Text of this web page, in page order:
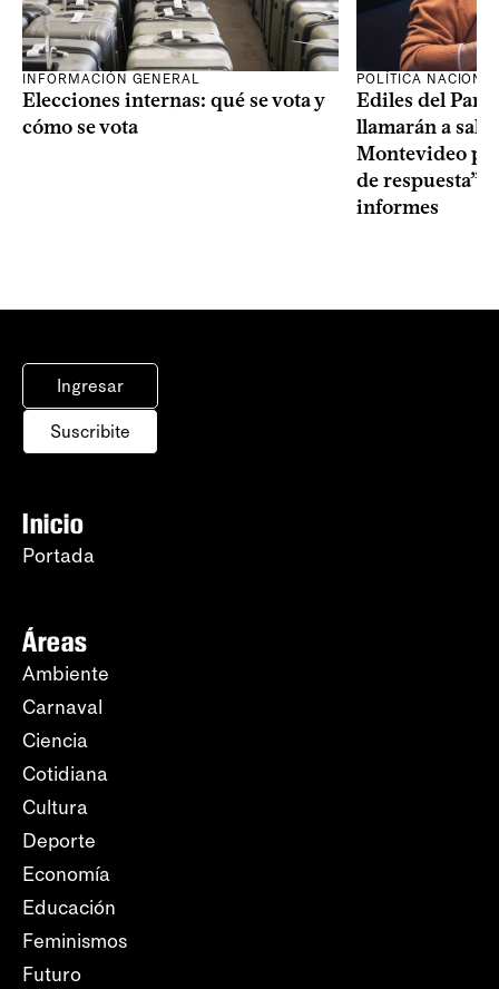
INFORMACIÓN GENERAL
Elecciones internas: qué se vota y
cómo se vota
POLÍTICA
Ediles del
llamarán a sala
Montevideo
de respuesta”
informes
Ingresar
Suscribite
Inicio
Portada
Áreas
Ambiente
Carnaval
Ciencia
Cotidiana
Cultura
Deporte
Economía
Educación
Feminismos
Futuro